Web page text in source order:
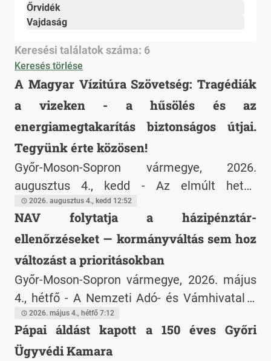
Őrvidék
Vajdaság
Keresési találatok száma: 6
Keresés törlése
A Magyar Vízitúra Szövetség: Tragédiák
a vizeken - a hűsölés és az
energiamegtakarítás biztonságos útjai.
Tegyünk érte közösen!
Győr-Moson-Sopron vármegye, 2026.
augusztus 4., kedd - Az elmúlt hetek
sorozatos vízi tragédiái mindannyiunkat
figyelmeztetnek: a természet nem játék. A
kánikula alatt érdemes a vízhez "menekülni",
vízitúrázni, sátorozni, mert ez egészséges,
erősíti a családi kötelékeket, és ráadásul
segíti az otthoni energiaspórolást, ám a
szabad vizeink számtalan veszélyt is
hordoznak.
2026. augusztus 4., kedd 12:52
NAV folytatja a házipénztár-
ellenőrzéseket — kormányváltás sem hoz
változást a prioritásokban
Győr-Moson-Sopron vármegye, 2026. május
4., hétfő - A Nemzeti Adó- és Vámhivatal a
kormányváltástól függetlenül folytatja a kkv-
k házipénztár-állományainak ellenőrzését. A
rendelkezésre álló adatok szerint több száz
2026. május 4., hétfő 7:12
Pápai áldást kapott a 150 éves Győri
Ügyvédi Kamara